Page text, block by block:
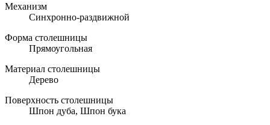
Механизм
Синхронно-раздвижной
Форма столешницы
Прямоугольная
Материал столешницы
Дерево
Поверхность столешницы
Шпон дуба, Шпон бука